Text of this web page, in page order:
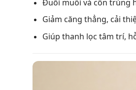
Đuổi muỗi và côn trùng
Giảm căng thẳng, cải
Giúp thanh lọc tâm trí,